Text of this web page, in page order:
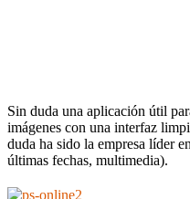
Sin duda una aplicación útil
imágenes con una interfaz
duda ha sido la empresa líder
últimas fechas, multimedia).